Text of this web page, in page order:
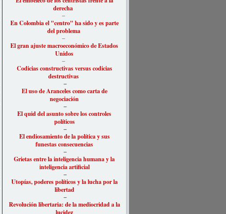
derecha
–
En Colombia el "centro" ha sido y es parte
del problema
–
El gran ajuste macroeconómico de Estados
Unidos
–
Codicias constructivas versus codicias
destructivas
–
El uso de Aranceles como carta de
negociación
–
El quid del asunto sobre los controles
políticos
–
El endiosamiento de la política y sus
funestas consecuencias
–
Grietas entre la inteligencia humana y la
inteligencia artificial
–
Utopías, poderes políticos y la lucha por la
libertad
–
Revolución libertaria: de la mediocridad a la
lucidez